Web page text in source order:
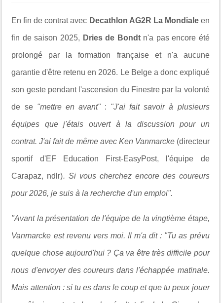
En fin de contrat avec Decathlon AG2R La Mondialeen
fin de saison 2025, Dries de Bondt n'a pas encore été
prolongé par la formation française et n'a aucune
garantie d'être retenu en 2026. Le Belge a donc expliqué
son geste pendant l'ascension du Finestre par la volonté
de se "mettre en avant": "J'ai fait savoir à plusieurs
équipes que j'étais ouvert à la discussion pour un
contrat. J'ai fait de même avec Ken Vanmarcke (directeur
sportif d'EF Education First-EasyPost, l'équipe de
Carapaz, ndlr). Si vous cherchez encore des coureurs
pour 2026, je suis à la recherche d'un emploi".
"Avant la présentation de l'équipe de la vingtième étape,
Vanmarcke est revenu vers moi. Il m'a dit : "Tu as prévu
quelque chose aujourd'hui ? Ça va être très difficile pour
nous d'envoyer des coureurs dans l'échappée matinale.
Mais attention : si tu es dans le coup et que tu peux jouer